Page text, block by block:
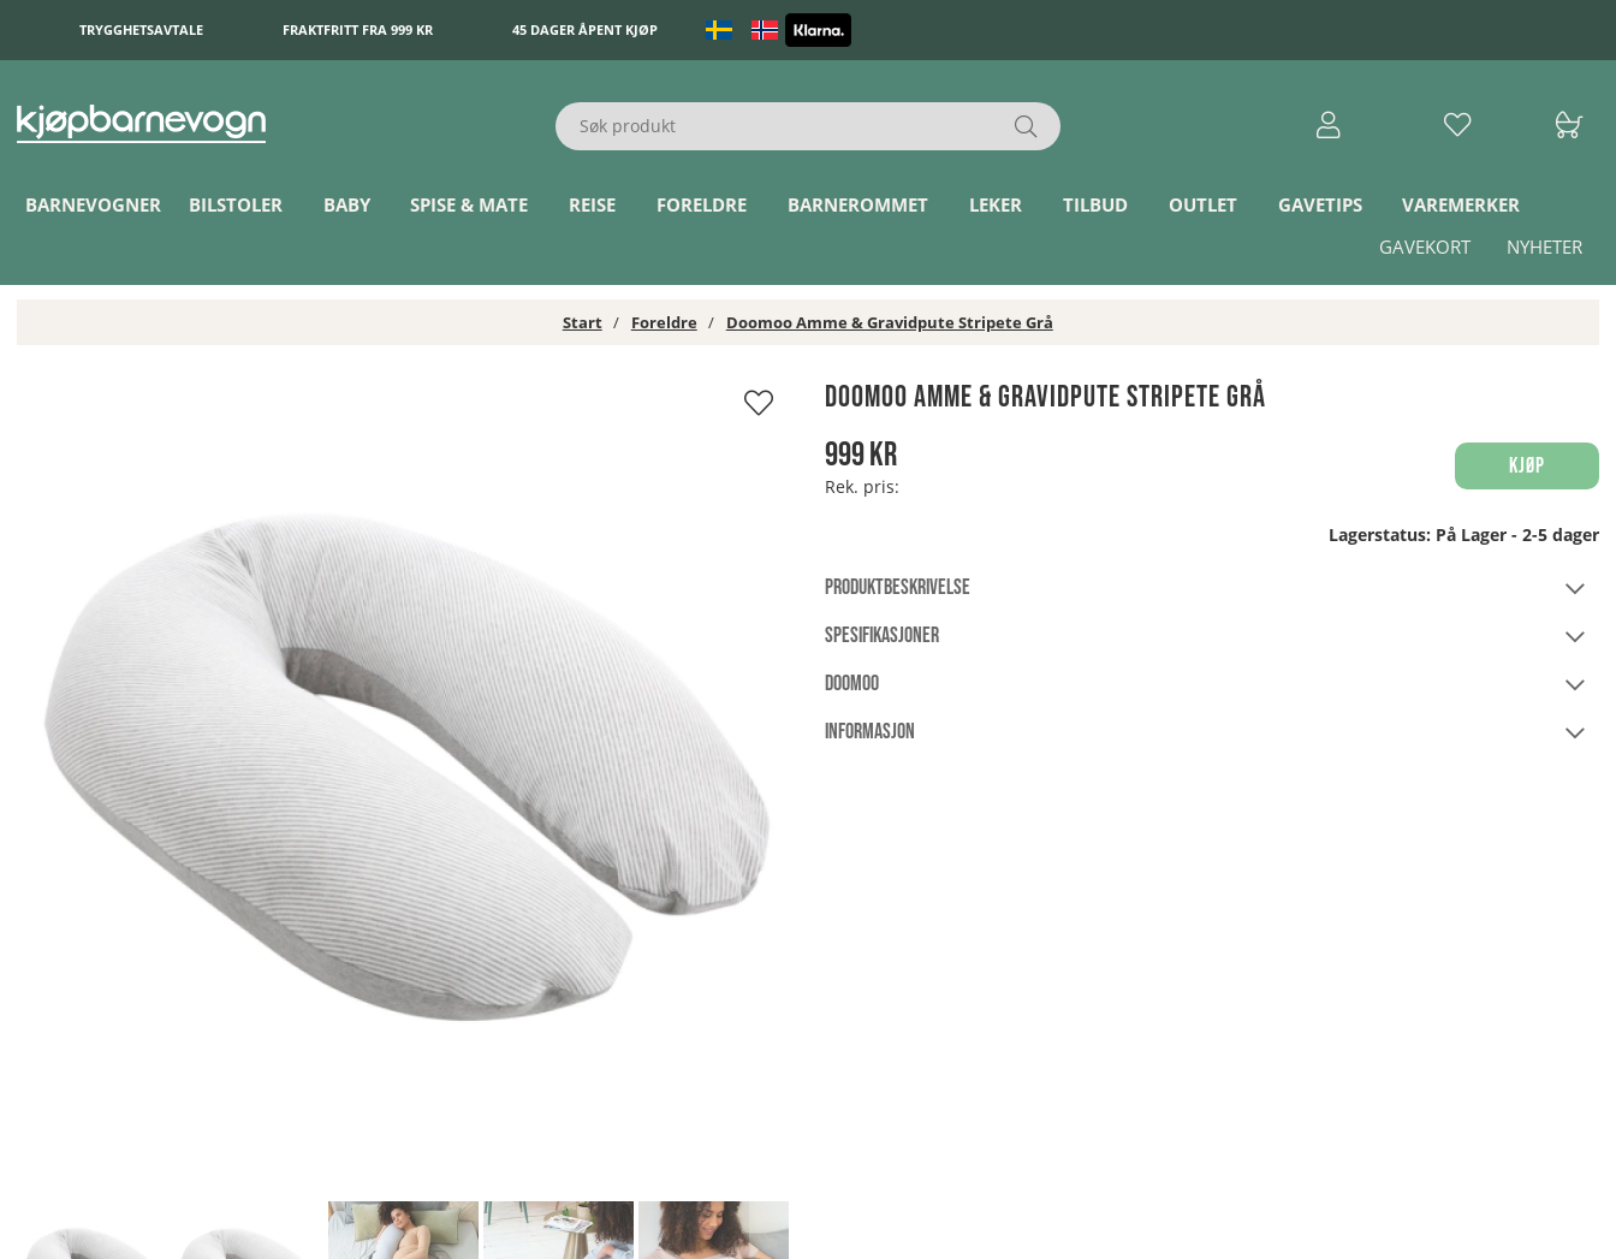
TRYGGHETSAVTALE FRAKTFRITT FRA 999 KR 45 DAGER ÅPENT KJØP
BARNEVOGNER BILSTOLER BABY SPISE & MATE REISE FORELDRE BARNEROMMET LEKER TILBUD OUTLET GAVETIPS
VAREMERKER
NYHETER
GAVEKORT
Start Foreldre Doomoo Amme & Gravidpute Stripete Grå
Doomoo Amme & Gravidpute Stripete Grå
999kr
Rek. pris:
Kjøp
Lagerstatus: På Lager - 2-5 dager
PRODUKTBESKRIVELSE
SPESIFIKASJONER
DOOMOO
INFORMASJON